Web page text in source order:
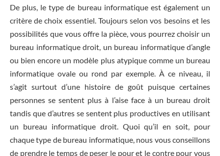
De plus, le type de bureau informatique est également un
critère de choix essentiel. Toujours selon vos besoins et les
possibilités que vous offre la pièce, vous pourrez choisir un
bureau informatique droit, un bureau informatique d’angle
ou bien encore un modèle plus atypique comme un bureau
informatique ovale ou rond par exemple. À ce niveau, il
s’agit surtout d’une histoire de goût puisque certaines
personnes se sentent plus à l’aise face à un bureau droit
tandis que d’autres se sentent plus productives en utilisant
un bureau informatique droit. Quoi qu’il en soit, pour
chaque type de bureau informatique, nous vous conseillons
de prendre le temps de peser le pour et le contre pour vous